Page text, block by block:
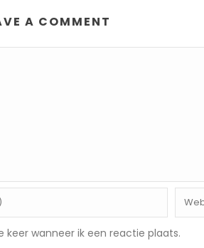
A COMMENT
wanneer ik een reactie plaats.